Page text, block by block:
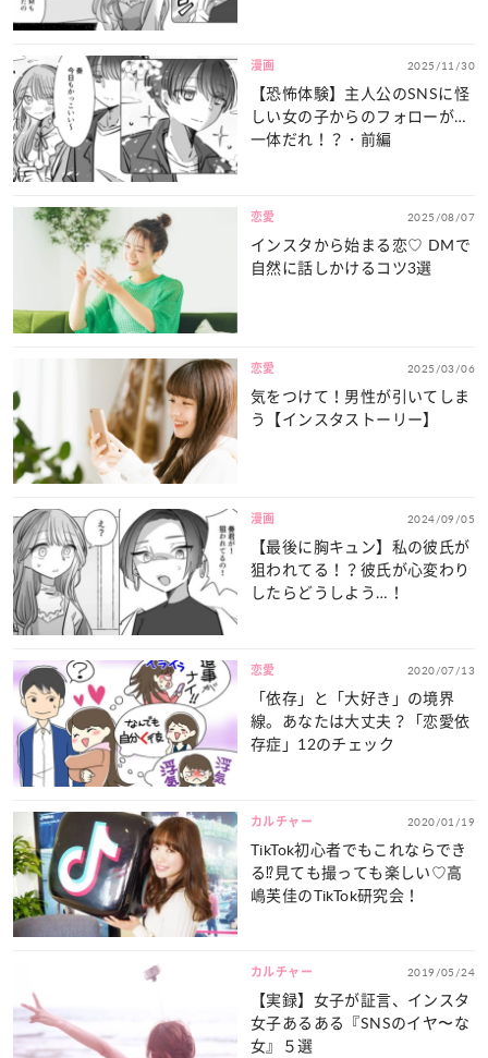
漫画 2025/11/30
【恐怖体験】主人公のSNSに怪
しい女の子からのフォローが…
一体だれ！？・前編
恋愛 2025/08/07
インスタから始まる恋♡ DMで
自然に話しかけるコツ3選
恋愛 2025/03/06
気をつけて！男性が引いてしま
う【インスタストーリー】
漫画 2024/09/05
【最後に胸キュン】私の彼氏が
狙われてる！？彼氏が心変わり
したらどうしよう…！
恋愛 2020/07/13
「依存」と「大好き」の境界
線。あなたは大丈夫？「恋愛依
存症」12のチェック
カルチャー 2020/01/19
TikTok初心者でもこれならでき
る⁉見ても撮っても楽しい♡高
嶋芙佳のTikTok研究会！
カルチャー 2019/05/24
【実録】女子が証言、インスタ
女子あるある『SNSのイヤ〜な
女』５選